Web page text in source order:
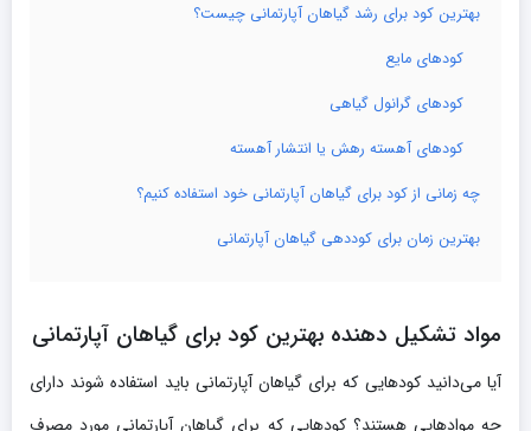
بهترین کود برای رشد گیاهان آپارتمانی چیست؟
کودهای مایع
کودهای گرانول گیاهی
کودهای آهسته رهش یا انتشار آهسته
چه زمانی از کود برای گیاهان آپارتمانی خود استفاده کنیم؟
بهترین زمان برای کوددهی گیاهان آپارتمانی
مواد تشکیل دهنده بهترین کود برای گیاهان آپارتمانی
آیا می‌دانید کودهایی که برای گیاهان آپارتمانی باید استفاده شوند دارای
چه موادهایی هستند؟ کودهایی که برای گیاهان آپارتمانی مورد مصرف